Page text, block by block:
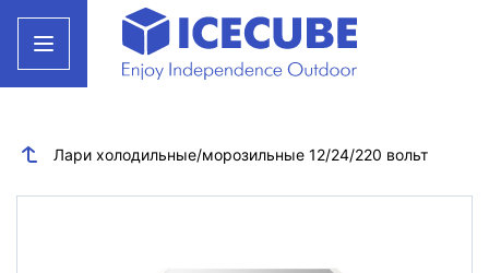
Лари холодильные/морозильные 12/24/220 вольт